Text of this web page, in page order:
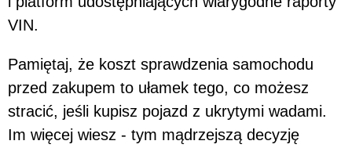
VIN.
Pamiętaj, że koszt sprawdzenia samochodu
przed zakupem to ułamek tego, co możesz
stracić, jeśli kupisz pojazd z ukrytymi wadami.
Im więcej wiesz - tym mądrzejszą decyzję